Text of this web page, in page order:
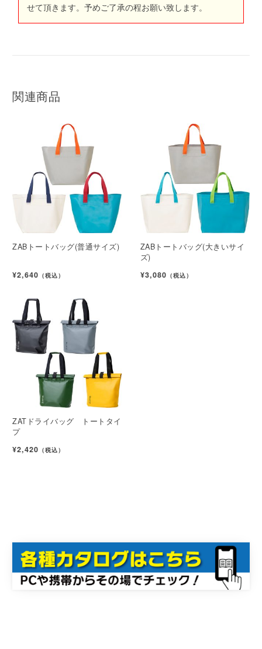
せて頂きます。予めご了承の程お願い致します。
関連商品
ZABトートバッグ(普通サイズ)
¥2,640 （税込）
ZABトートバッグ(大きいサイ
ズ)
¥3,080 （税込）
ZATドライバッグ トートタイ
プ
¥2,420 （税込）